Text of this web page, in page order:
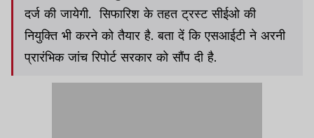
दर्ज की जायेगी. सिफारिश के तहत ट्रस्ट सीईओ की
नियुक्ति भी करने को तैयार है. बता दें कि एसआईटी ने अरनी
प्रारंभिक जांच रिपोर्ट सरकार को सौंप दी है.